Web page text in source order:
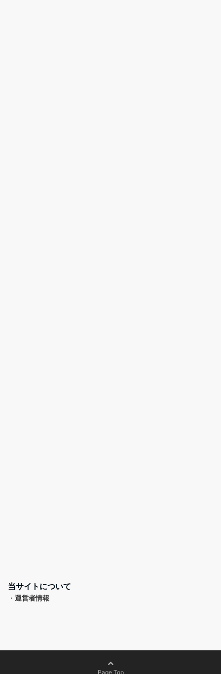
当サイトについて
・ 運営者情報
Page Top